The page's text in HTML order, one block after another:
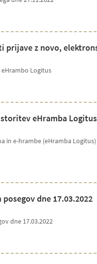
prijave z novo,
Logitus
eHramba
in e-hrambe (eHramba
dne 17.03.2022
dne 17.03.2022